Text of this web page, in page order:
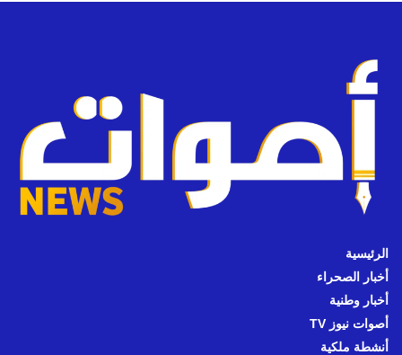
الرئيسية
أخبار الصحراء
أخبار وطنية
أصوات نيوز TV
أنشطة ملكية